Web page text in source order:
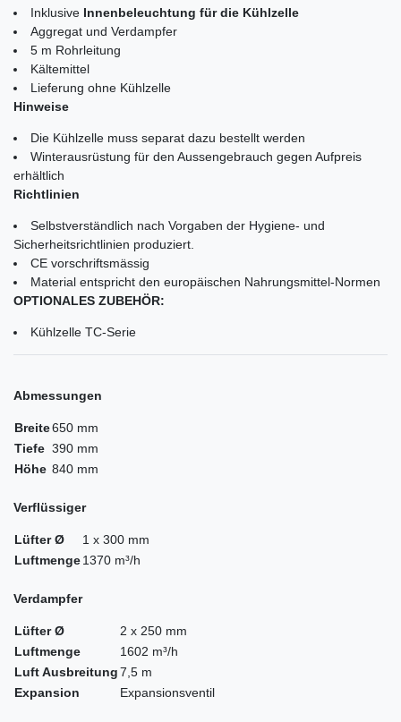
Inklusive Innenbeleuchtung für die Kühlzelle
Aggregat und Verdampfer
5 m Rohrleitung
Kältemittel
Lieferung ohne Kühlzelle
Hinweise
Die Kühlzelle muss separat dazu bestellt werden
Winterausrüstung für den Aussengebrauch gegen Aufpreis
erhältlich
Richtlinien
Selbstverständlich nach Vorgaben der Hygiene- und
Sicherheitsrichtlinien produziert.
CE vorschriftsmässig
Material entspricht den europäischen Nahrungsmittel-Normen
OPTIONALES ZUBEHÖR:
Kühlzelle TC-Serie
Abmessungen
Breite650 mm
Tiefe 390 mm
Höhe 840 mm
Verflüssiger
Lüfter Ø
1 x 300 mm
Luftmenge1370 m³/h
Verdampfer
Lüfter Ø
2 x 250 mm
Luftmenge
1602 m³/h
Luft Ausbreitung7,5 m
Expansion
Expansionsventil